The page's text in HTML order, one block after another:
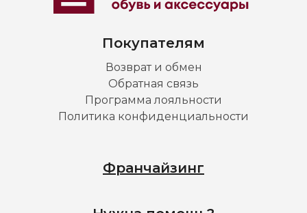
Покупателям
Возврат и обмен
Обратная связь
Программа лояльности
Политика конфиденциальности
Франчайзинг